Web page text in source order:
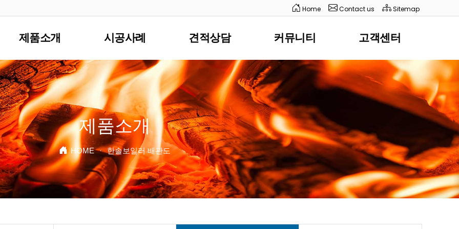
Home Contact us Sitemap
제품소개 시공사례 견적상담 커뮤니티 고객센터
제품소개
HOME · 한솔보일러 배관도